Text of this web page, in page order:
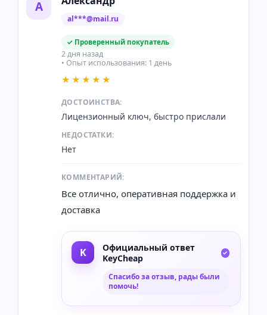
А
al***@mail.ru
✓ Проверенный покупатель
2 дня назад
• Опыт использования: 1 день
★★★★★
ДОСТОИНСТВА:
Лицензионный ключ, быстро прислали
НЕДОСТАТКИ:
Нет
КОММЕНТАРИЙ:
Все отлично, оперативная поддержка и
доставка
Официальный ответ
KeyCheap
Спасибо за отзыв, рады были
помочь!